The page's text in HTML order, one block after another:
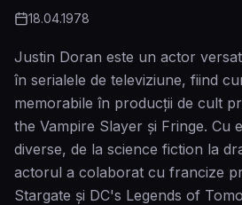
18.04.1978
Justin Doran este un actor
în serialele de televiziune, fiind
memorabile în producții de cult
the Vampire Slayer și Fringe. Cu
diverse, de la science fiction la
actorul a colaborat cu francize
Stargate și DC's Legends of